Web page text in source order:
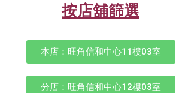
按店舖篩選
本店：旺角信和中心11樓03室
分店：旺角信和中心12樓03室